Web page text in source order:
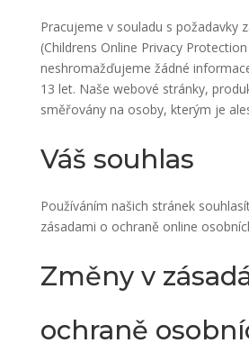
Pracujeme v souladu s požadavky
(Childrens Online Privacy
neshromažďujeme žádné
13 let. Naše webové stránky,
směřovány na osoby, kterým je
Váš souhlas
Používáním našich stránek
zásadami o ochraně online
Změny v
ochraně